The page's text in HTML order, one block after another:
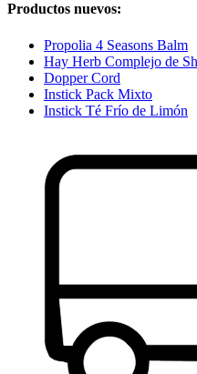
Productos nuevos:
Propolia 4 Seasons Balm
Hay Herb Complejo de
Dopper Cord
Instick Pack Mixto
Instick Té Frío de Limón